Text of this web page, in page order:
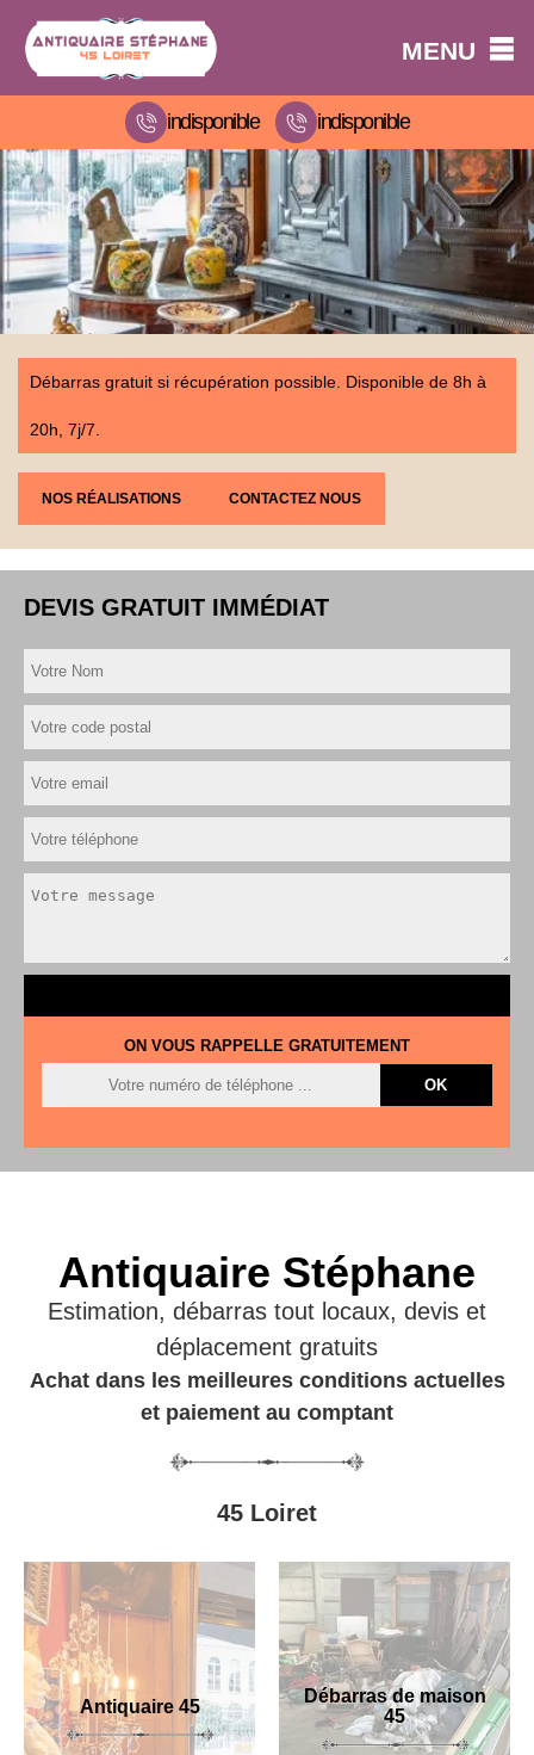
MENU
indisponible indisponible
Débarras gratuit si récupération possible. Disponible de 8h à
20h, 7j/7.
NOS RÉALISATIONS CONTACTEZ NOUS
DEVIS GRATUIT IMMÉDIAT
ON VOUS RAPPELLE GRATUITEMENT
Antiquaire Stéphane
Estimation, débarras tout locaux, devis et
déplacement gratuits
Achat dans les meilleures conditions actuelles
et paiement au comptant
45 Loiret
Antiquaire 45
Débarras de maison
45